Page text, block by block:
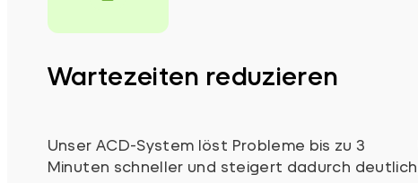
Wartezeiten reduzieren
Unser ACD-System löst Probleme bis zu 3
Minuten schneller und steigert dadurch deutlich